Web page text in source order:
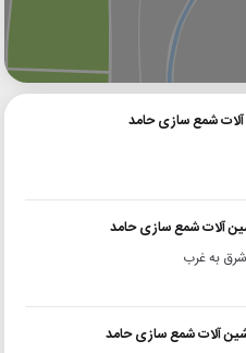
آلات شمع سازی حامد
آلات شمع سازی حامد
آلات شمع سازی حامد